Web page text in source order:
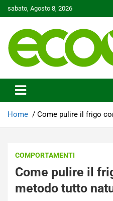
to
sabato, Agosto 8, 2026
Ecoo.it
Home Come pulire il frigo
COMPORTAMENTI
Come pulire il
metodo tutto